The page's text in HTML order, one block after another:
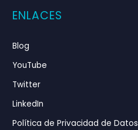
ENLACES
Blog
YouTube
Twitter
LinkedIn
Política de Privacidad de Datos